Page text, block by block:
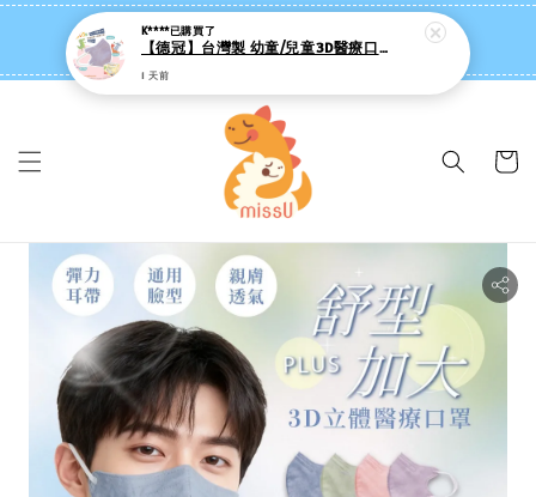
missU 迷思悠官方旗艦店 ❤️ 迷粉招募中
👉點我【追蹤社群送 $20 】